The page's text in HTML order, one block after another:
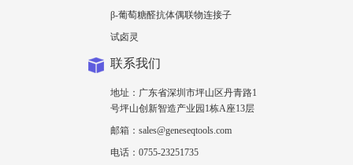
β-葡萄糖醛抗体偶联物连接子
试卤灵
联系我们
地址：广东省深圳市坪山区丹青路1
号坪山创新智造产业园1栋A座13层
邮箱：sales@geneseqtools.com
电话：0755-23251735